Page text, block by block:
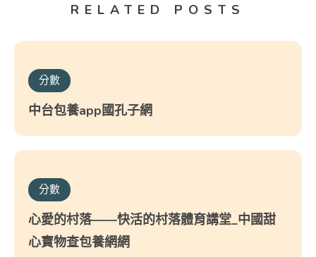
RELATED POSTS
分數
中台包養app國孔子網
分數
心愛的村落——快活的村落體育講堂_中國甜
心寶物查包養網網